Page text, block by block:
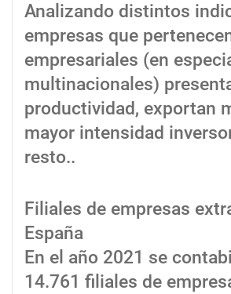
Analizando distintos
empresas que
empresariales (en
multinacionales)
productividad, exportan
mayor intensidad
resto..
Filiales de empresas
España
En el año 2021 se
14.761 filiales de